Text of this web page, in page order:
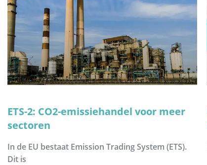
ETS-2: CO2-emissiehandel voor meer
sectoren
In de EU bestaat Emission Trading System (ETS).
Dit is